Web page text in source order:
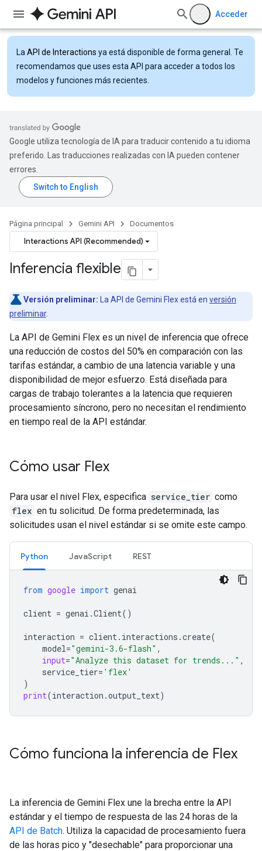
Acceder
La API de Interactions ya está disponible de forma general. Te
recomendamos que uses esta API para acceder a todos los
modelos y funciones más recientes.
Google utiliza tecnología de IA para traducir contenido a tu idioma
preferido. Las traducciones realizadas con IA pueden contener
errores.
Página principal Gemini API Documentos
Interactions API (Recommended)
Inferencia flexible
Versión preliminar: La API de Gemini Flex está en versión
preliminar.
La API de Gemini Flex es un nivel de inferencia que ofrece
una reducción de costos del 50% en comparación con las
tarifas estándar, a cambio de una latencia variable y una
disponibilidad de mejor esfuerzo. Está diseñada para
cargas de trabajo tolerantes a la latencia que requieren
procesamiento síncrono, pero no necesitan el rendimiento
en tiempo real de la API estándar.
Cómo usar Flex
Para usar el nivel Flex, especifica service_tier como
flex en tu solicitud. De forma predeterminada, las
solicitudes usan el nivel estándar si se omite este campo.
Python JavaScript REST
from google import genai
client = genai .Client()
interaction = client. interactions .create(
model="gemini-3.6-flash" ,
input="Analyze this dataset for trends..." ,
service_tier= 'flex'
)
print(interaction .output_text)
Cómo funciona la inferencia de Flex
La inferencia de Gemini Flex une la brecha entre la API
estándar y el tiempo de respuesta de las 24 horas de la
API de Batch. Utiliza la capacidad de procesamiento fuera
de las horas pico y "desechable" para proporcionar una